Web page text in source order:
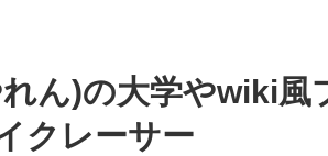
ん)の大学やwiki風
クレーサー